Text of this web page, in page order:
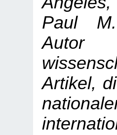
Paul M.
Autor
Artikel,